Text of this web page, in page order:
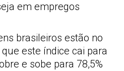
em empregos
brasileiros estão no
este índice cai para
e sobe para 78,5%